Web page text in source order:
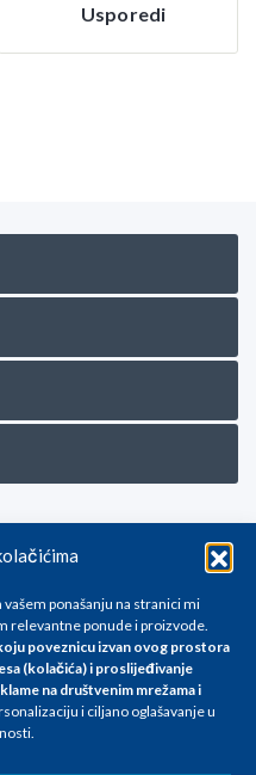
ponašanju na stranici mi
relevantne ponude i proizvode.
poveznicu izvan ovog prostora
(kolačića) i proslijeđivanje
na društvenim mrežama i
i ciljano oglašavanje u
Usporedi
obratite nam se na
karaktera i podložne su
u Eurima i uključuju PDV. Sve